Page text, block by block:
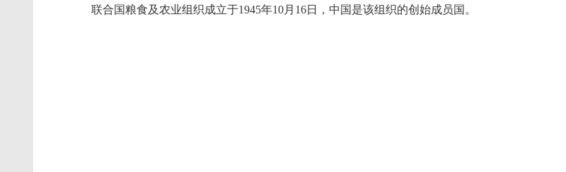
联合国粮食及农业组织成立于1945年10月16日，中国是该组织的创始成员国。